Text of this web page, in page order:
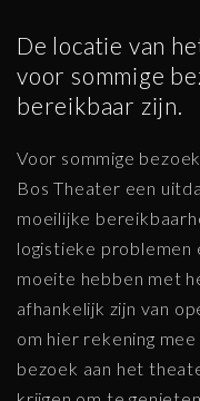
De locatie van
voor sommige
bereikbaar zijn.
Voor sommige
Bos Theater een
moeilijke
logistieke problemen
moeite hebben met
afhankelijk zijn van
om hier rekening
bezoek aan het